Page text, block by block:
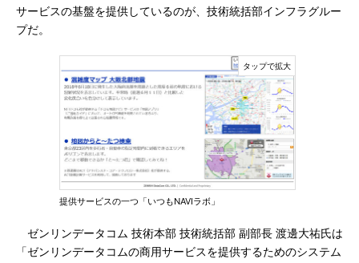
サービスの基盤を提供しているのが、技術統括部インフラグルー
プだ。
提供サービスの一つ「いつもNAVIラボ」
ゼンリンデータコム 技術本部 技術統括部 副部長 渡邊大祐氏は
「ゼンリンデータコムの商用サービスを提供するためのシステム